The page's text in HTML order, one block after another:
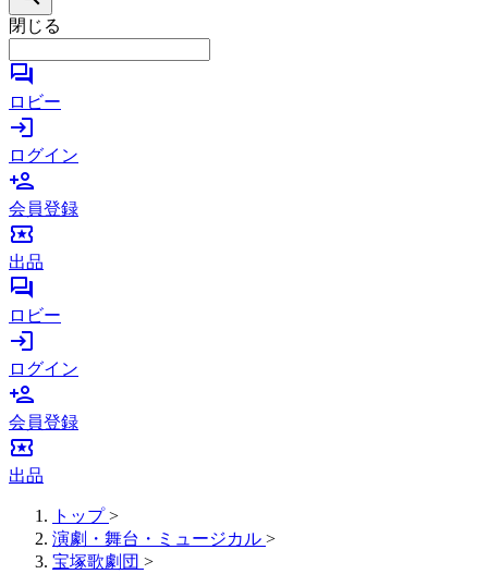
閉じる
forum
ロビー
login
ログイン
person_add
会員登録
local_activity
出品
forum
ロビー
login
ログイン
person_add
会員登録
local_activity
出品
トップ >
演劇・舞台・ミュージカル >
宝塚歌劇団 >